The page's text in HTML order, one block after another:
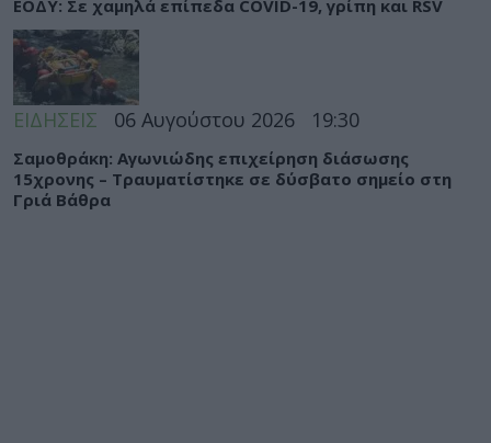
ΕΟΔΥ: Σε χαμηλά επίπεδα COVID-19, γρίπη και RSV
ΕΙΔΗΣΕΙΣ 06 Αυγούστου 2026 19:30
Σαμοθράκη: Αγωνιώδης επιχείρηση διάσωσης
15χρονης – Τραυματίστηκε σε δύσβατο σημείο στη
Γριά Βάθρα